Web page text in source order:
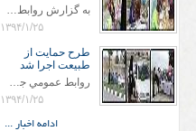
به گزارش روابط عمومي جمعيت هلال احمر شهرستان سرخس علاوه بر اجرای خدمات امدادی، راهنمایی های گردشگری و موقعیت های جغرافیایی و برپایی چادرهای سلامت به منظور سنجش رایگان فشار و قندخون مسافران، ، خيمه هايي.با عنوان دوستدار کودک تجهیزشده که دراین فضا کودکان مراجعه کننده از طریق نقاشی و سایر هنرهای تجسمی با مفاهیم جمعیت هلال احمر و اصول هفتگانه آن آشنا می شوند. به دليل حضور چشم گير كودكان و خانواده ها سعی شده در قالب های متناسب با سنین کودکان مراجعه کنند
۱۳۹۴/۱/۲۵
طرح حمايت از
طبيعت اجرا شد
روابط عمومي جمعيت هلال احمر سرخس جمعيت هلال احمر سرخس در روز طبيعت جوانان جمعيت هلال احمر سرخس در راستاي حفاظت و حمايت از محيط زيست با انگيزه داشتن طبيعت زيبا و بدون زباله و جهت فرهنگ سازي طرح حمايت از طبيعت را اجرا نمودند. اين طرح با رويكرد حمايتي و اموزشي در خصوص اشتي باطبيعت اجرا شد و در اين طرح 700 عدد كيسه زباله وبروشور در خروجي هاي شهر بين همشهريان و مسافرين نوروزي توزيع گرديد و در راه بازگشت كيسه هاي زباله توسط همشهريان به مامورين محترم شهرداري مستقر در ورودي شهر
۱۳۹۴/۱/۲۵
ادامه اخبار ...